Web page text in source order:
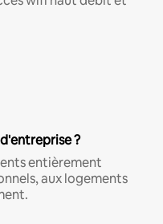
?
entièrement
aux logements